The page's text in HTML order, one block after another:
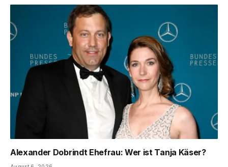
Alexander Dobrindt Ehefrau: Wer ist Tanja Käser?